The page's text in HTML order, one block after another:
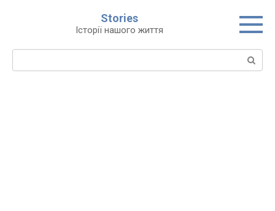
Stories
Історії нашого життя
Пошук: